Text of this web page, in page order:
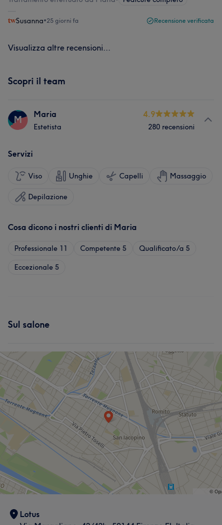
Susanna•25 giorni fa Recensione verificata
Visualizza altre recensioni...
Scopri il team
M Maria
Estetista
4.9
280 recensioni
Servizi
Viso Unghie Capelli Massaggio
Depilazione
Cosa dicono i nostri clienti di Maria
Professionale 11 Competente 5 Qualificato/a 5
Eccezionale 5
Sul salone
Lotus